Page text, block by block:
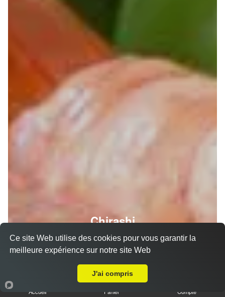
Chirashi
Accueil Panier Compte
Ce site Web utilise des cookies pour vous garantir la
meilleure expérience sur notre site Web
J'ai compris